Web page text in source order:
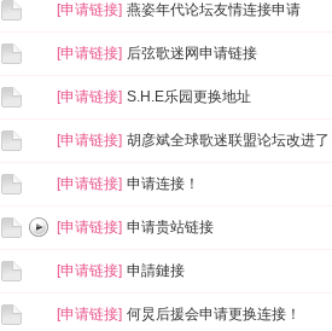
[申请链接] 燕姿年代论坛友情连接申请
[申请链接] 后弦歌迷网申请链接
[申请链接] S.H.E乐园更换地址
[申请链接] 胡彦斌全球歌迷联盟论坛改进
[申请链接] 申请连接！
[申请链接] 申请贵站链接
[申请链接] 申請鏈接
[申请链接] 何炅后援会申请更换连接！